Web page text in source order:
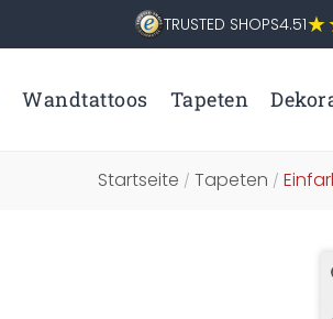
TRUSTED SHOPS4.51
Wandtattoos Tapeten
Startseite / Tapeten /